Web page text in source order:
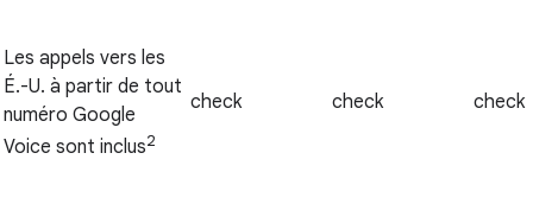
Les appels vers les
É.-U. à partir de tout
numéro Google
Voice sont inclus2
check check check